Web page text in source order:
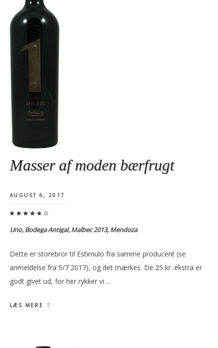
Masser af moden bærfrugt
AUGUST 6, 2017
Uno, Bodega Antigal, Malbec 2013, Mendoza
Dette er storebror til Estimulo fra samme producent (se
anmeldelse fra 5/7 2017), og det mærkes. De 25 kr. ekstra er
godt givet ud, for her rykker vi …
LÆS MERE